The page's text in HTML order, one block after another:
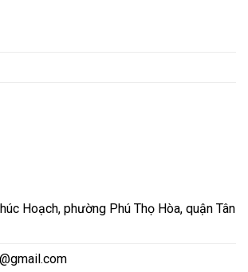
Hoạch, phường Phú Thọ Hòa, quận Tân